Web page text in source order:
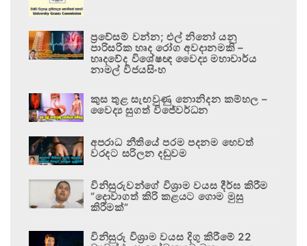
ප්‍රවේසම් වන්න; එල් නිනෝ යනු
පාරිසරික හෘද රෝග අවදානමකි –
හෘදවේද විශේෂඥ වෛද්‍ය මහාචාර්ය
නාමල් විජයසිංහ
කුස තුළ සැඟවුණු නොනිදන කම්හල –
වෛද්‍ය සුගත් විජේවර්ධන
අපරාධ නීතියේ පරම පදනම හෙවත්
වරදට සරිලන දඬුවම
විනිසුරුවන්ගේ විශ්‍රාම වයස දීර්ඝ කිරීම
“දොවාගත් කිරි කළයට ගොම මුසු
කිරීමක්”
විනිසුරු විශ්‍රාම වයස දිගු කිරීමේ 22